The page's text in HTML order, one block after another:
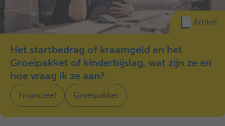
Artikel
Het startbedrag of kraamgeld en het
Groeipakket of kinderbijslag, wat zijn ze en
hoe vraag ik ze aan?
Financieel Groeipakket